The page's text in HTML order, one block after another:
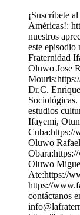
¡Suscríbete
Américas!:
nuestros
este episodio
Fraternidad
Oluwo Jose
Dr.C.
estudios
Ifayemi,
Cuba:https://
Oluwo
Oluwo
Ate:https://
https://
contáctanos